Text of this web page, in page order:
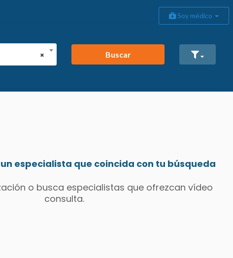
Soy médico
×
Buscar
especialista que coincida con tu búsqueda
o busca especialistas que ofrezcan vídeo
consulta.